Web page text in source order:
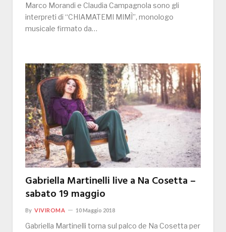
Marco Morandi e Claudia Campagnola sono gli
interpreti di “CHIAMATEMI MIMÌ”, monologo
musicale firmato da…
Gabriella Martinelli live a Na Cosetta –
sabato 19 maggio
By VIVIROMA 10 Maggio 2018
Gabriella Martinelli torna sul palco de Na Cosetta per